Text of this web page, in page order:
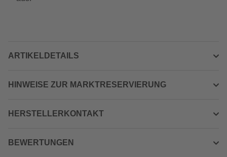
ARTIKELDETAILS
HINWEISE ZUR MARKTRESERVIERUNG
HERSTELLERKONTAKT
BEWERTUNGEN